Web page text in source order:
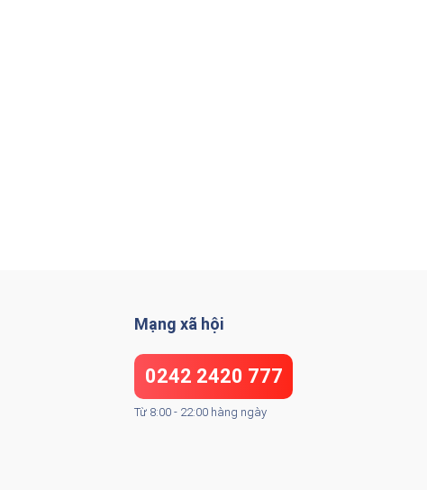
Mạng xã hội
0242 2420 777
Từ 8:00 - 22:00 hàng ngày